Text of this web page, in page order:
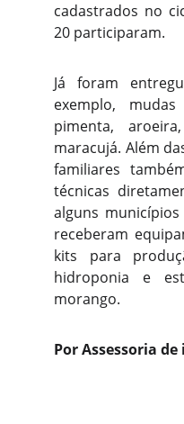
cadastrados no
20 participaram.
Já foram
exemplo,
pimenta,
maracujá. Além
familiares
técnicas
alguns
receberam
kits para
hidroponia e
morango.
Por Assessoria